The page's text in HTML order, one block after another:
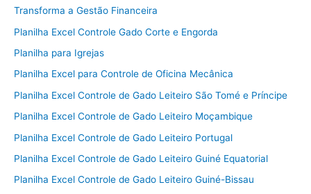
Transforma a Gestão Financeira
Planilha Excel Controle Gado Corte e Engorda
Planilha para Igrejas
Planilha Excel para Controle de Oficina Mecânica
Planilha Excel Controle de Gado Leiteiro São Tomé e Príncipe
Planilha Excel Controle de Gado Leiteiro Moçambique
Planilha Excel Controle de Gado Leiteiro Portugal
Planilha Excel Controle de Gado Leiteiro Guiné Equatorial
Planilha Excel Controle de Gado Leiteiro Guiné-Bissau